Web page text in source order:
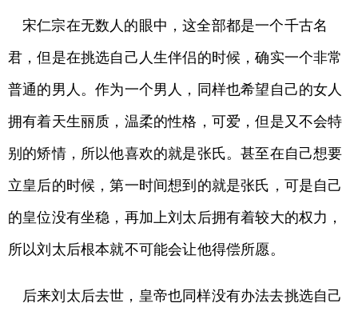
宋仁宗在无数人的眼中，这全部都是一个千古名
君，但是在挑选自己人生伴侣的时候，确实一个非常
普通的男人。作为一个男人，同样也希望自己的女人
拥有着天生丽质，温柔的性格，可爱，但是又不会特
别的矫情，所以他喜欢的就是张氏。甚至在自己想要
立皇后的时候，第一时间想到的就是张氏，可是自己
的皇位没有坐稳，再加上刘太后拥有着较大的权力，
所以刘太后根本就不可能会让他得偿所愿。
后来刘太后去世，皇帝也同样没有办法去挑选自己